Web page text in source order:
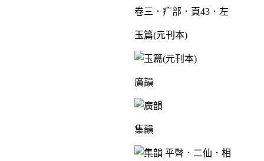
卷三．疒部．頁43．左
玉篇(元刊本)
廣韻
集韻